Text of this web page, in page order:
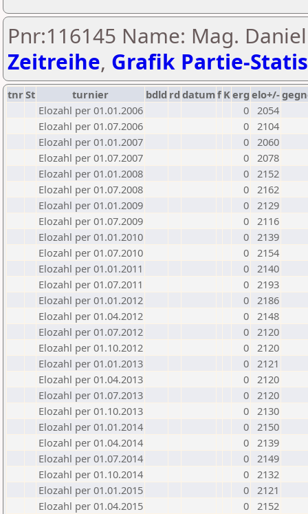
Pnr:116145 Name: Mag.
Zeitreihe, Grafik Partie-
tnrSt turnier bdld rd datumf Kerg elo+/-
Elozahl per 01.01.2006
0 2054
Elozahl per 01.07.2006
0 2104
Elozahl per 01.01.2007
0 2060
Elozahl per 01.07.2007
0 2078
Elozahl per 01.01.2008
0 2152
Elozahl per 01.07.2008
0 2162
Elozahl per 01.01.2009
0 2129
Elozahl per 01.07.2009
0 2116
Elozahl per 01.01.2010
0 2139
Elozahl per 01.07.2010
0 2154
Elozahl per 01.01.2011
0 2140
Elozahl per 01.07.2011
0 2193
Elozahl per 01.01.2012
0 2186
Elozahl per 01.04.2012
0 2148
Elozahl per 01.07.2012
0 2120
Elozahl per 01.10.2012
0 2120
Elozahl per 01.01.2013
0 2121
Elozahl per 01.04.2013
0 2120
Elozahl per 01.07.2013
0 2120
Elozahl per 01.10.2013
0 2130
Elozahl per 01.01.2014
0 2150
Elozahl per 01.04.2014
0 2139
Elozahl per 01.07.2014
0 2149
Elozahl per 01.10.2014
0 2132
Elozahl per 01.01.2015
0 2121
Elozahl per 01.04.2015
0 2152